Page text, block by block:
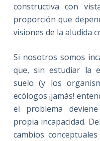
constructiva con
proporción que
visiones de la aludida
Si nosotros somos
que, sin estudiar la
suelo (y los
ecólogos ¡jamás!
el problema
propia incapacidad.
cambios